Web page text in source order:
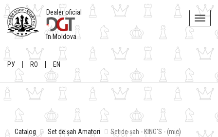
Toggle
Dealer oficial
în Moldova
РУ RO EN
Catalog Set de șah Amatori Set de șah - KING'S - (mic)